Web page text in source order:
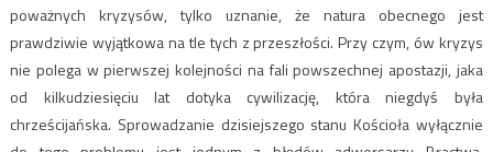
poważnych kryzysów, tylko uznanie, że natura obecnego jest
prawdziwie wyjątkowa na tle tych z przeszłości. Przy czym, ów kryzys
nie polega w pierwszej kolejności na fali powszechnej apostazji, jaka
od kilkudziesięciu lat dotyka cywilizację, która niegdyś była
chrześcijańska. Sprowadzanie dzisiejszego stanu Kościoła wyłącznie